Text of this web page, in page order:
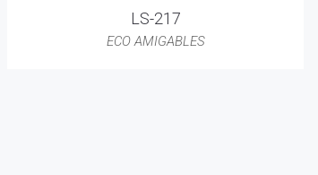
LS-217
ECO AMIGABLES